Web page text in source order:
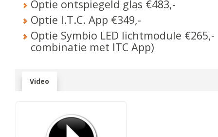
Optie ontspiegeld glas €483,-
Optie I.T.C. App €349,-
Optie Symbio LED lichtmodule
combinatie met ITC App)
Video